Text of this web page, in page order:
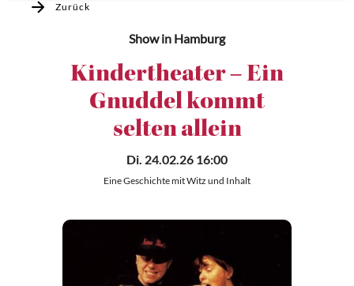
Zurück
Showin Hamburg
Kindertheater – Ein
Gnuddel kommt
selten allein
Di. 24.02.26 16:00
Eine Geschichte mit Witz und Inhalt